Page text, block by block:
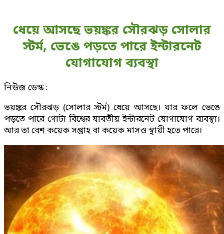
ধেয়ে আসছে ভয়ঙ্কর সৌরঝড় সোলার
স্টর্ম, ভেঙে পড়তে পারে ইন্টারনেট
যোগাযোগ ব্যবস্থা
নিউজ ডেস্ক :
ভয়ঙ্কর সৌরঝড় (সোলার স্টর্ম) ধেয়ে আসছে। যার ফলে ভেঙে
পড়তে পারে গোটা বিশ্বের যাবতীয় ইন্টারনেট যোগাযোগ ব্যবস্থা।
আর তা বেশ কয়েক সপ্তাহ বা কয়েক মাসও স্থায়ী হতে পারে।